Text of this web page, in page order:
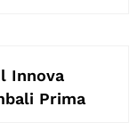
Innova
Prima